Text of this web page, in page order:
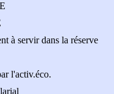
à servir dans la réserve
l'activ.éco.